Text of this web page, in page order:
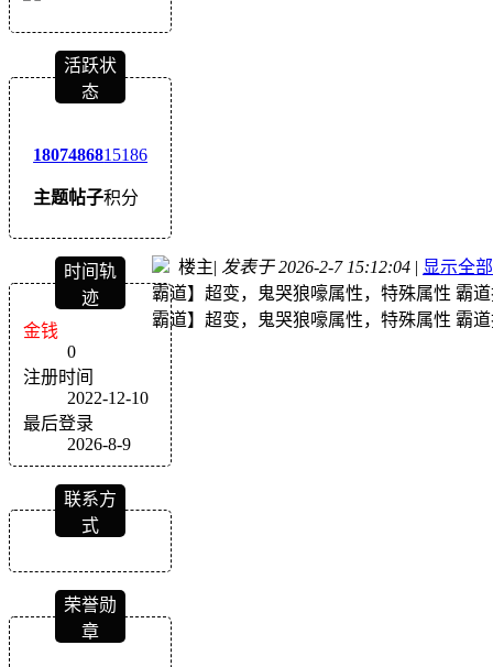
活跃状
态
1807
主题
4868
帖子
15186
积分
时间轨
迹
金钱
0
注册时间
2022-12-10
最后登录
2026-8-9
联系方
式
荣誉勋
章
楼主| 发表于 2026-2-7 15:12:04 | 显示全
霸道】超变，鬼哭狼嚎属性，特殊属性 霸
霸道】超变，鬼哭狼嚎属性，特殊属性 霸